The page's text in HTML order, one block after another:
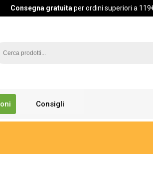
Consegna gratuitaper ordini superiori a 119€!
Consigli